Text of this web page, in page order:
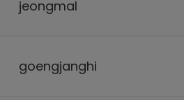
jeongmal
goengjanghi